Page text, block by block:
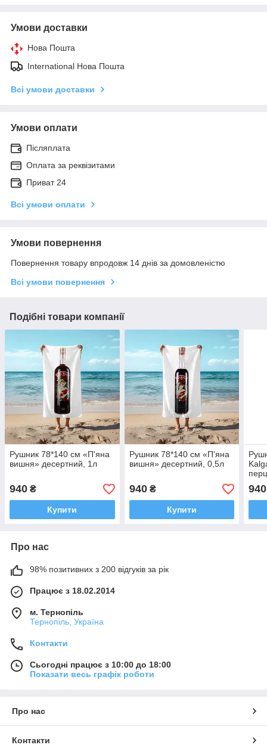
Умови доставки
Нова Пошта
International Нова Пошта
Всі умови доставки
Умови оплати
Післяплата
Оплата за реквізитами
Приват 24
Всі умови оплати
Умови повернення
Повернення товару впродовж 14 днів за домовленістю
Всі умови повернення
Подібні товари компанії
Рушник 78*140 см «П'яна
вишня» десертний, 1л
940 ₴
Купити
Рушник 78*140 см «П'яна
вишня» десертний, 0,5л
940₴
Купити
940
Про нас
98% позитивних з 200 відгуків за рік
Працює з 18.02.2014
м. Тернопіль
Тернопіль, Україна
Контакти
Сьогодні працює з 10:00 до 18:00
Показати весь графік роботи
Про нас
Контакти